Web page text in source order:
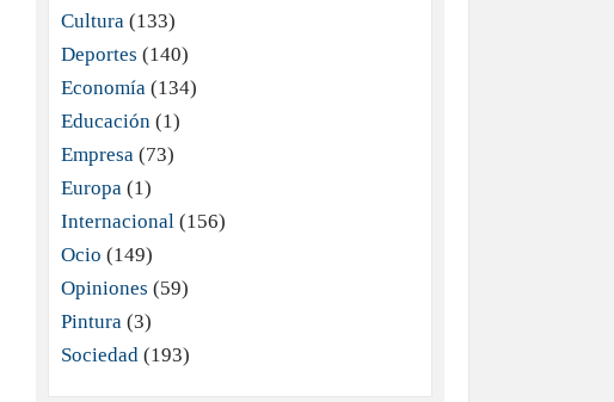
Cultura (133)
Deportes (140)
Economía (134)
Educación (1)
Empresa (73)
Europa (1)
Internacional (156)
Ocio (149)
Opiniones (59)
Pintura (3)
Sociedad (193)